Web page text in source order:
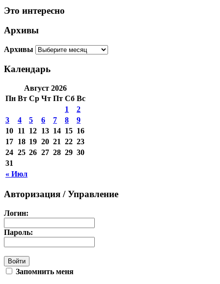
Это интересно
Архивы
Архивы
Календарь
Август 2026
Пн Вт Ср Чт Пт Сб Вс
« Июл
1
2
3
4 5 6 7 8
9
10 11 12 13 14 15 16
17 18 19 20 21 22 23
24 25 26 27 28 29 30
31
Авторизация / Управление
Логин:
Пароль:
Запомнить меня